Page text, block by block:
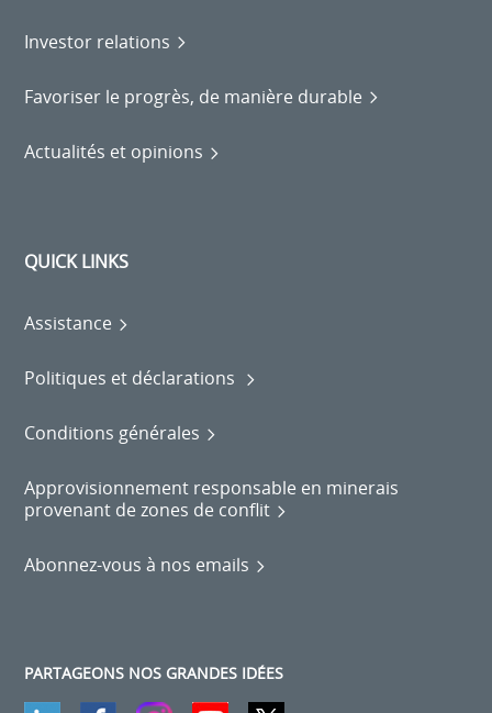
Investor relations
Favoriser le progrès, de manière durable
Actualités et opinions
QUICK LINKS
Assistance
Politiques et déclarations
Conditions générales
Approvisionnement responsable en minerais
provenant de zones de conflit
Abonnez-vous à nos emails
PARTAGEONS NOS GRANDES IDÉES